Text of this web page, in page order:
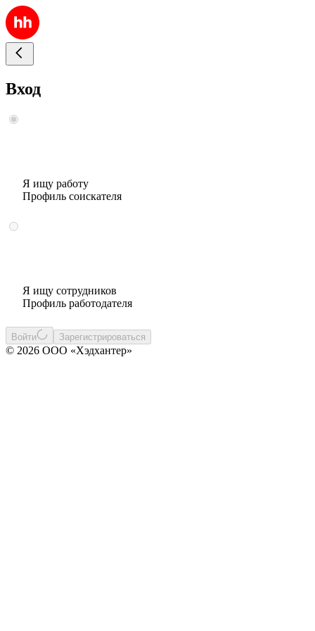
Вход
Я ищу работу
Профиль соискателя
Я ищу сотрудников
Профиль работодателя
Войти Зарегистрироваться
© 2026 ООО «Хэдхантер»